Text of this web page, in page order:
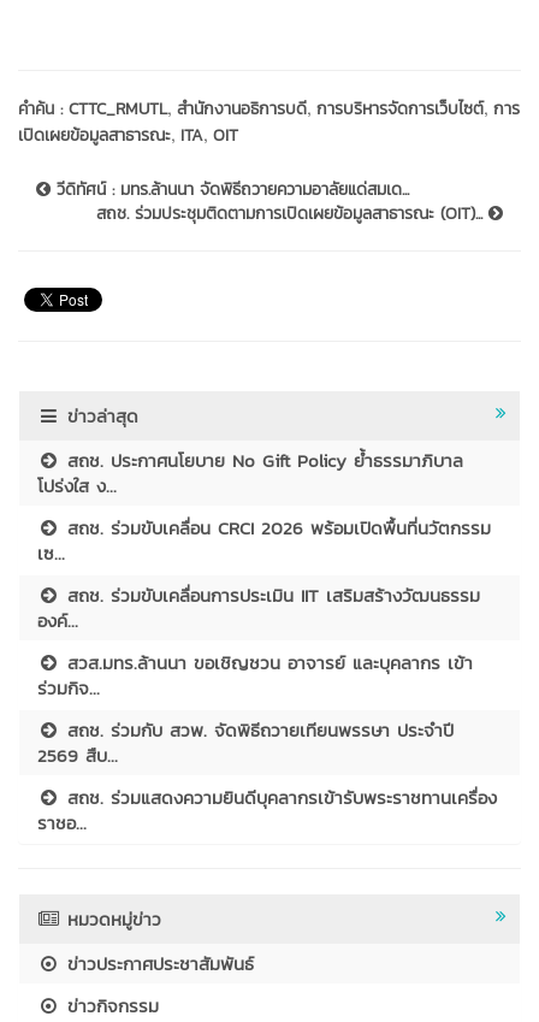
คำค้น :CTTC_RMUTL, สำนักงานอธิการบดี, การบริหารจัดการเว็บไซต์, การ
เปิดเผยข้อมูลสาธารณะ, ITA, OIT
วีดิทัศน์ : มทร.ล้านนา จัดพิธีถวายความอาลัยแด่สมเด...
สถช. ร่วมประชุมติดตามการเปิดเผยข้อมูลสาธารณะ (OIT)...
ข่าวล่าสุด
สถช. ประกาศนโยบาย No Gift Policy ย้ำธรรมาภิบาล
โปร่งใส ง...
สถช. ร่วมขับเคลื่อน CRCI 2026 พร้อมเปิดพื้นที่นวัตกรรม
เซ...
สถช. ร่วมขับเคลื่อนการประเมิน IIT เสริมสร้างวัฒนธรรม
องค์...
สวส.มทร.ล้านนา ขอเชิญชวน อาจารย์ และบุคลากร เข้า
ร่วมกิจ...
สถช. ร่วมกับ สวพ. จัดพิธีถวายเทียนพรรษา ประจำปี
2569 สืบ...
สถช. ร่วมแสดงความยินดีบุคลากรเข้ารับพระราชทานเครื่อง
ราชอ...
หมวดหมู่ข่าว
ข่าวประกาศประชาสัมพันธ์
ข่าวกิจกรรม